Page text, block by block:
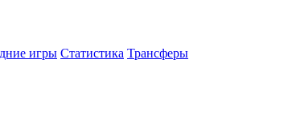
игры Статистика Трансферы